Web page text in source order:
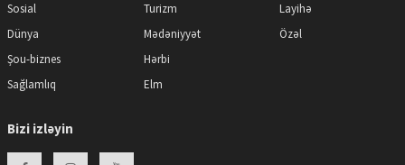
Sosial
Dünya
Şou-biznes
Sağlamlıq
Turizm
Mədəniyyət
Hərbi
Elm
Layihə
Özəl
Bizi izləyin